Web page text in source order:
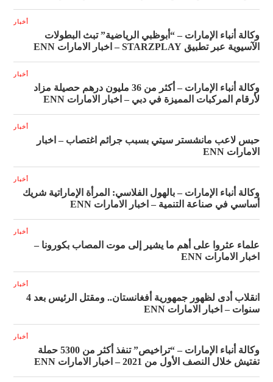
أخبار
وكالة أنباء الإمارات – “أبوظبي الرياضية” تبث البطولات
الآسيوية عبر تطبيق STARZPLAY – اخبار الامارات ENN
أخبار
وكالة أنباء الإمارات – أكثر من 36 مليون درهم حصيلة مزاد
لأرقام المركبات المميزة في دبي – اخبار الامارات ENN
أخبار
حبس لاعب مانشستر سيتي بسبب جرائم اغتصاب – اخبار
الامارات ENN
أخبار
وكالة أنباء الإمارات – بالهول الفلاسي: المرأة الإماراتية شريك
أساسي في صناعة التنمية – اخبار الامارات ENN
أخبار
علماء عثروا على أهم ما يشير إلى موت المصاب بكورونا –
اخبار الامارات ENN
أخبار
انقلاب أدى لظهور جمهورية أفغانستان.. ومقتل الرئيس بعد 4
سنوات – اخبار الامارات ENN
أخبار
وكالة أنباء الإمارات – “تراخيص” تنفذ أكثر من 5300 حملة
تفتيش خلال النصف الأول من 2021 – اخبار الامارات ENN